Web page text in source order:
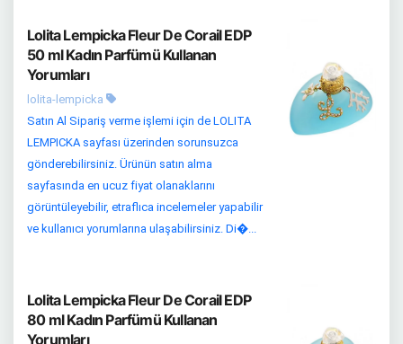
Lolita Lempicka Fleur De Corail EDP
50 ml Kadın Parfümü Kullanan
Yorumları
lolita-lempicka
Satın Al Sipariş verme işlemi için de LOLITA
LEMPICKA sayfası üzerinden sorunsuzca
gönderebilirsiniz. Ürünün satın alma
sayfasında en ucuz fiyat olanaklarını
görüntüleyebilir, etraflıca incelemeler yapabilir
ve kullanıcı yorumlarına ulaşabilirsiniz. Di�...
Lolita Lempicka Fleur De Corail EDP
80 ml Kadın Parfümü Kullanan
Yorumları